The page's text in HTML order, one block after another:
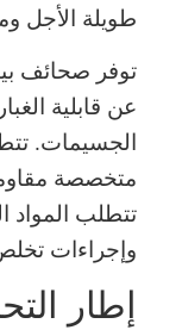
طويلة الأجل
توفر صحائف
عن قابلية
الجسيمات.
متخصصة
تتطلب المواد
وإجراءات
إطار